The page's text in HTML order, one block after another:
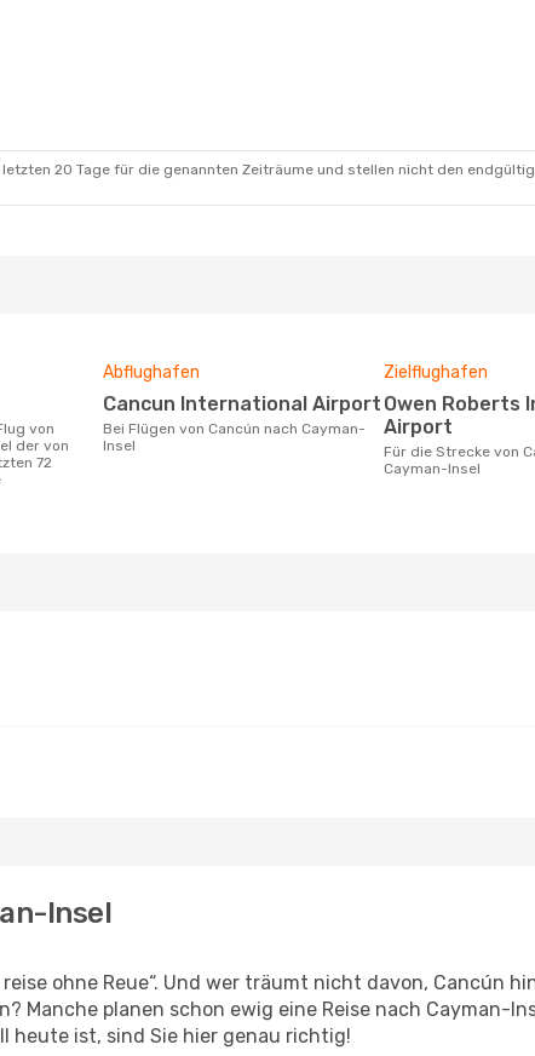
20 Tage für die genannten Zeiträume und stellen nicht den
der von
72
Abflughafen
Cancun International Airport
Bei Flügen von Cancún nach Cayman-
Insel
Zielflughafen
Owen Roberts International
Airport
Für die Strecke von Cancún nach
Cayman-Insel
Insel
ohne Reue“. Und wer träumt nicht davon, Cancún
Manche planen schon ewig eine Reise nach Cayman-
heute ist, sind Sie hier genau richtig!